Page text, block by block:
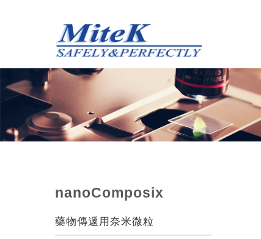
nanoComposix
藥物傳遞用奈米微粒